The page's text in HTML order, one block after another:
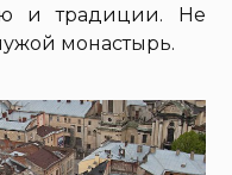
и традиции. Не
монастырь.